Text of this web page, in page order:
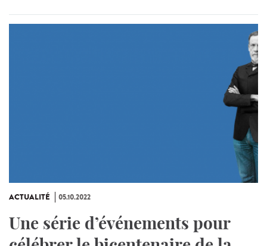
ACTUALITÉ 05.10.2022
Une série d’événements pour